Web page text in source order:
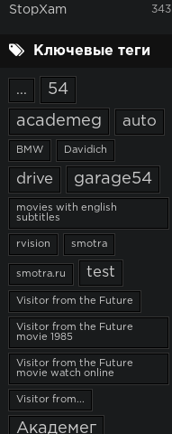
StopXam 343
Ключевые теги
... 54
academeg auto
BMW Davidich
drive garage54
movies with english
subtitles
rvision smotra
smotra.ru test
Visitor from the Future
Visitor from the Future
movie 1985
Visitor from the Future
movie watch online
Visitor from...
Академег